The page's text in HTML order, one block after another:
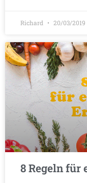
Richard 20/03/2019
8 Regeln für